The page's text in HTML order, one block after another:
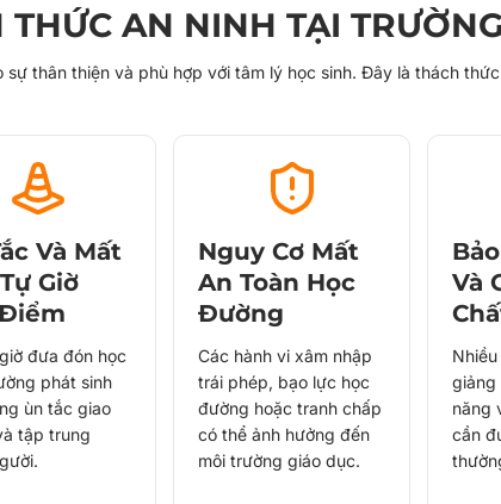
THỨC AN NINH TẠI
thân thiện và phù hợp với tâm lý học sinh. Đây là thách
Và Mất
Giờ
đưa đón học
phát sinh
ùn tắc giao
tập trung
Nguy Cơ Mất
An Toàn Học
Đường
Các hành vi xâm nhập
trái phép, bạo lực học
đường hoặc tranh chấp
có thể ảnh hưởng đến
môi trường giáo dục.
Và
giảng
năng
cần